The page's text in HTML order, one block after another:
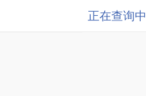
正在查询中